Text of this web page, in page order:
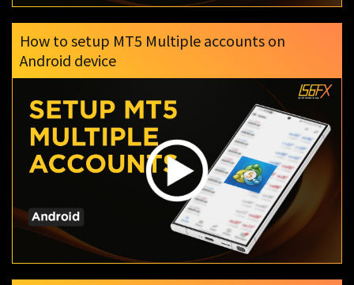
How to setup MT5 Multiple accounts on
Android device